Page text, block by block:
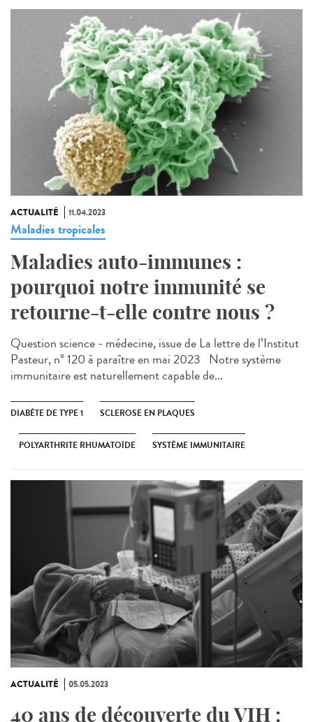
ACTUALITÉ 11.04.2023
Maladies tropicales
Maladies auto-immunes :
pourquoi notre immunité se
retourne-t-elle contre nous ?
Question science - médecine, issue de La lettre de l’Institut
Pasteur, n° 120 à paraître en mai 2023 Notre système
immunitaire est naturellement capable de...
DIABÈTE DE TYPE 1 SCLEROSE EN PLAQUES
POLYARTHRITE RHUMATOÏDE SYSTÈME IMMUNITAIRE
ACTUALITÉ 05.05.2023
40 ans de découverte du VIH :